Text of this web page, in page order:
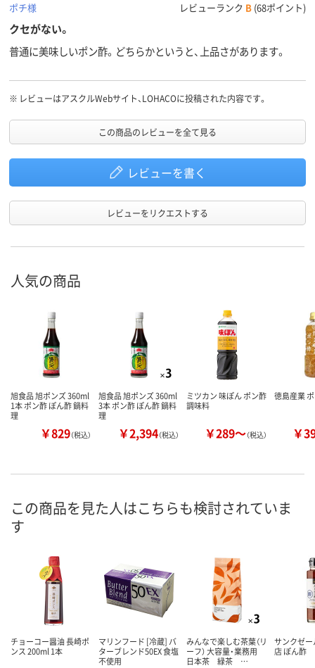
ポチ様
レビューランク B (68ポイント)
クセがない。
普通に美味しいポン酢。どちらかというと、上品さがあります。
※ レビューはアスクルWebサイト、LOHACOに投稿された内容です。
この商品のレビューを全て見る
レビューを書く
レビューをリクエストする
人気の商品
旭食品 旭ポンズ 360ml
1本 ポン酢 ぽん酢 鍋料
理
￥829（税込）
旭食品 旭ポンズ 360ml
3本 ポン酢 ぽん酢 鍋料
理
￥2,394（税込）
ミツカン 味ぽん ポン酢
調味料
￥289～（税込）
徳島産業
￥
この商品を見た人はこちらも検討されていま
す
チョーコー醤油 長崎ポ
ンス 200ml 1本
マリンフード [冷蔵] バ
ターブレンド50EX 食塩
不使用
みんなで楽しむ茶葉（リ
ーフ） 大容量・業務用
日本茶 緑茶 …
サンクゼ
店 ぽん酢